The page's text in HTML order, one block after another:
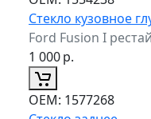
Стекло кузовное
Ford Fusion I
1 000р.
ОЕМ: 1577268